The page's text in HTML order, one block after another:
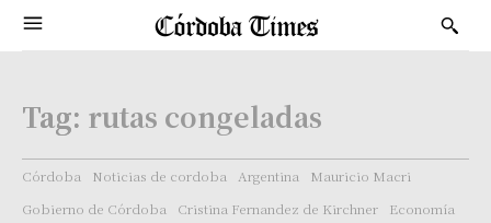
Tag: rutas congeladas
Córdoba Noticias de cordoba Argentina
Mauricio Macri
Gobierno de Córdoba
Cristina Fernandez de Kirchner
Economía